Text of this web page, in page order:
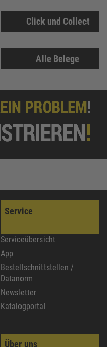
Click und Collect
Alle Belege
Service
Serviceübersicht
App
Bestellschnittstellen /
Datanorm
Newsletter
Katalogportal
Über uns